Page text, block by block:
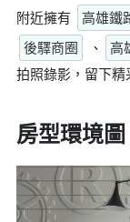
附近擁有 高雄鐵
後驛商圈
、 高
拍照錄影，留下精
房型環境圖